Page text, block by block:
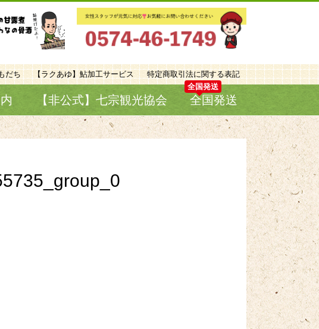
だち 【ラクあゆ】鮎加工サービス 特定商取引法に関する表記
【非公式】七宗観光協会 全国発送